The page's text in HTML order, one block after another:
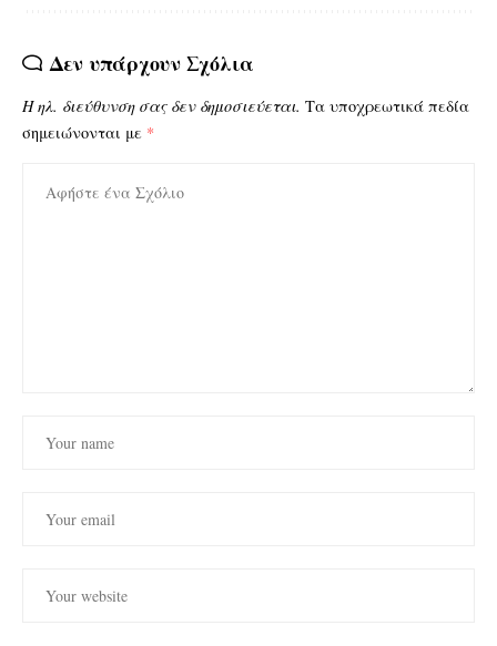
Δεν υπάρχουν Σχόλια
Η ηλ. διεύθυνση σας δεν δημοσιεύεται. Τα υποχρεωτικά πεδία
σημειώνονται με *